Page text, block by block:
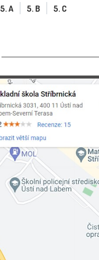
5. A 5. B 5. C